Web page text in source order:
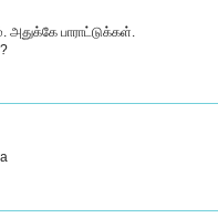
பாராட்டுக்கள்.